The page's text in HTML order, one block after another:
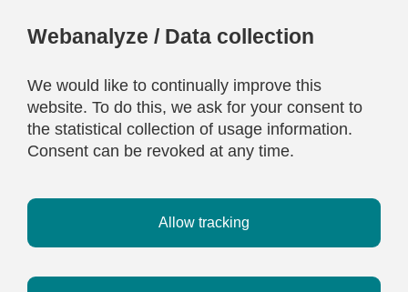
Webanalyze / Data collection
We would like to continually improve this
website. To do this, we ask for your consent to
the statistical collection of usage information.
Consent can be revoked at any time.
Allow tracking